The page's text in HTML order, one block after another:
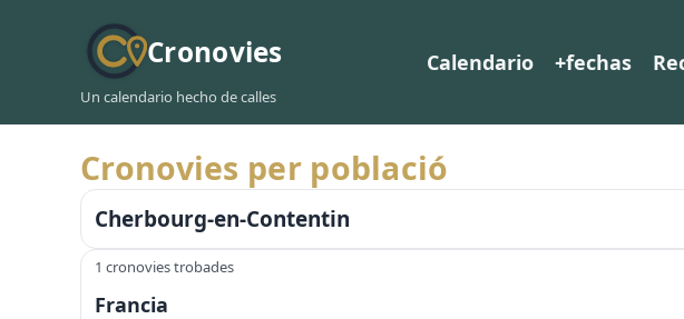
Cronovies
Un calendario hecho de calles
Calendario +fechas
Cronovies per població
Cherbourg-en-Contentin
1 cronovies trobades
Francia